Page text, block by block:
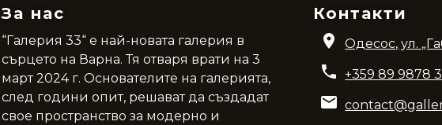
За нас
“Галерия 33“ е най-новата галерия в
сърцето на Варна. Тя отваря врати на 3
март 2024 г. Основателите на галерията,
след години опит, решават да създадат
свое пространство за модерно и
Контакти
Одесос, ул.
+359 89 9878